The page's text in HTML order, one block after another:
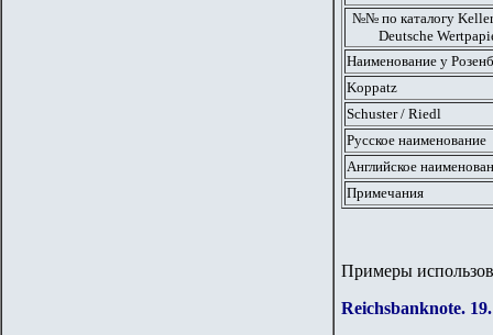
№№ по каталогу
Deutsche
Наименование у
Koppatz
Schuster / Riedl
Русское наименование
Английское
Примечания
Примеры
Reichsbanknote.